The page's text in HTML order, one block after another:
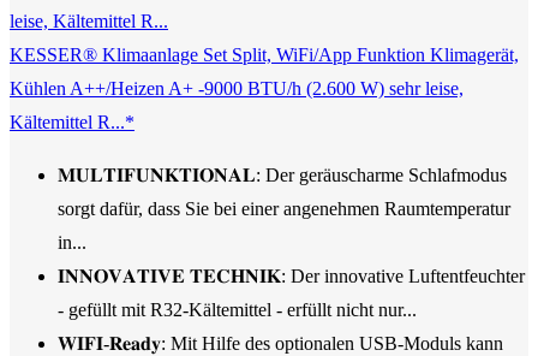
KESSER® Klimaanlage Set Split, WiFi/App Funktion Klimagerät,
Kühlen A++/Heizen A+ -9000 BTU/h (2.600 W) sehr leise,
Kältemittel R...*
𝐌𝐔𝐋𝐓𝐈𝐅𝐔𝐍𝐊𝐓𝐈𝐎𝐍𝐀𝐋: Der geräuscharme Schlafmodus
sorgt dafür, dass Sie bei einer angenehmen Raumtemperatur
in...
𝐈𝐍𝐍𝐎𝐕𝐀𝐓𝐈𝐕𝐄 𝐓𝐄𝐂𝐇𝐍𝐈𝐊: Der innovative Luftentfeuchter
- gefüllt mit R32-Kältemittel - erfüllt nicht nur...
𝐖𝐈𝐅𝐈-𝐑𝐞𝐚𝐝𝐲: Mit Hilfe des optionalen USB-Moduls kann